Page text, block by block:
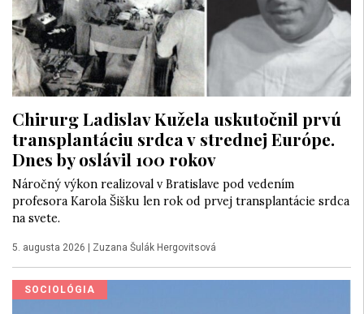
Chirurg Ladislav Kužela uskutočnil prvú
transplantáciu srdca v strednej Európe.
Dnes by oslávil 100 rokov
Náročný výkon realizoval v Bratislave pod vedením
profesora Karola Šišku len rok od prvej transplantácie srdca
na svete.
5. augusta 2026 Zuzana Šulák Hergovitsová
SOCIOLÓGIA